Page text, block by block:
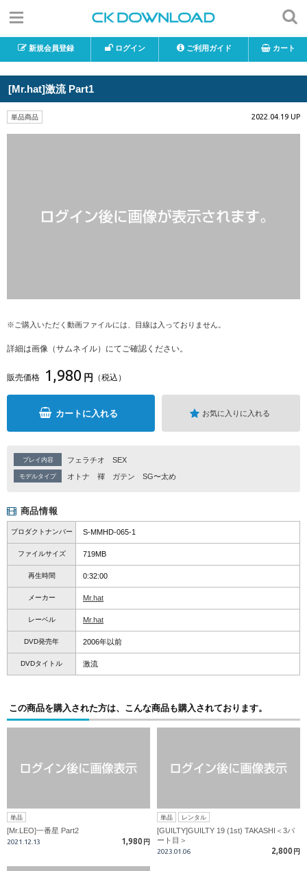
新規会員登録 ログイン ご利用ガイド カート
[Mr.hat]激流 Part1
単品商品 2022.04.19 UP
※ご購入いただく動画ファイルには、目線は入っておりません。
詳細は画像（サムネイル）にてご確認ください。
販売価格 1,980 円 （税込）
カートに入れる お気に入りに入れる
プレイ内容 フェラチオ SEX
モデルタイプ オトナ 褌 ガテン SG〜太め
商品情報
プロダクトナンバー S-MMHD-065-1
ファイルサイズ 719MB
再生時間 0:32:00
メーカー Mr.hat
レーベル Mr.hat
DVD発売年 2006年以前
DVDタイトル 激流
この商品を購入された方は、こんな商品も購入されております。
単品
[Mr.LEO]一番星 Part2
2021.12.13 1,980 円
単品 レンタル
[GUILTY]GUILTY 19 (1st) TAKASHI＜3パ
ート目＞
2023.01.06 2,800 円